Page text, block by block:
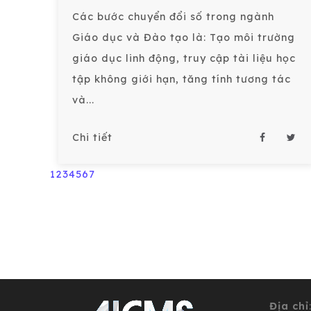
Các bước chuyển đổi số trong ngành
Giáo dục và Đào tạo là: Tạo môi trường
giáo dục linh động, truy cập tài liệu học
tập không giới hạn, tăng tính tương tác
và...
Chi tiết
1234567
Địa chỉ